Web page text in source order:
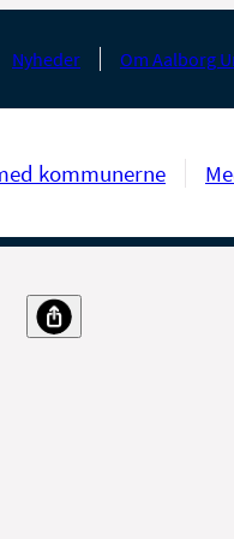
Nyheder Om Aalborg
kommunerne